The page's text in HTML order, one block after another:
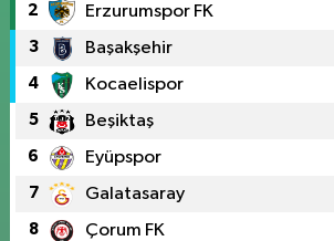
2 Erzurumspor FK
3 Başakşehir
4 Kocaelispor
5 Beşiktaş
6 Eyüpspor
7 Galatasaray
8 Çorum FK